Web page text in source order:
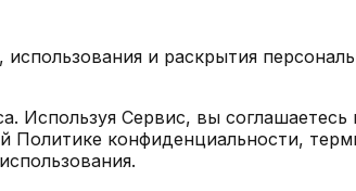
и раскрытия
Используя Сервис, вы
Политике конфиденциальности,